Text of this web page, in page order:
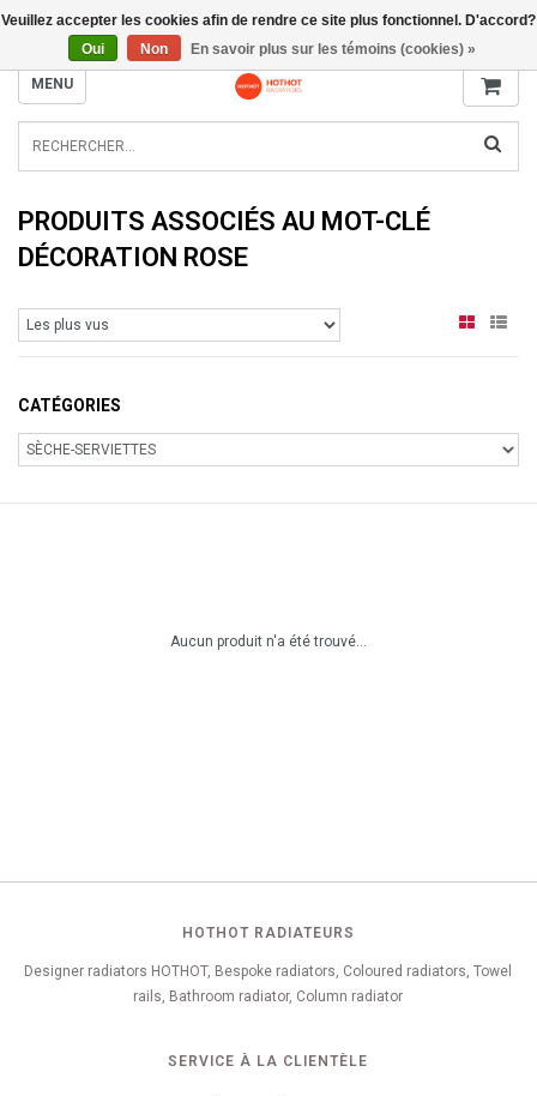
INFO@RADIATORS.SHOP
MENU
PRODUITS ASSOCIÉS AU MOT-CLÉ
DÉCORATION ROSE
CATÉGORIES
Aucun produit n'a été trouvé...
HOTHOT RADIATEURS
Designer radiators HOTHOT, Bespoke radiators, Coloured radiators, Towel
rails, Bathroom radiator, Column radiator
SERVICE À LA CLIENTÈLE
Veuillez accepter les cookies afin de rendre ce site plus fonctionnel. D'accord?
Oui
Non En savoir plus sur les témoins (cookies) »